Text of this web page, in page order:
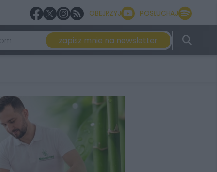
OBEJRZYJ POSŁUCHAJ
zapisz mnie na newsletter